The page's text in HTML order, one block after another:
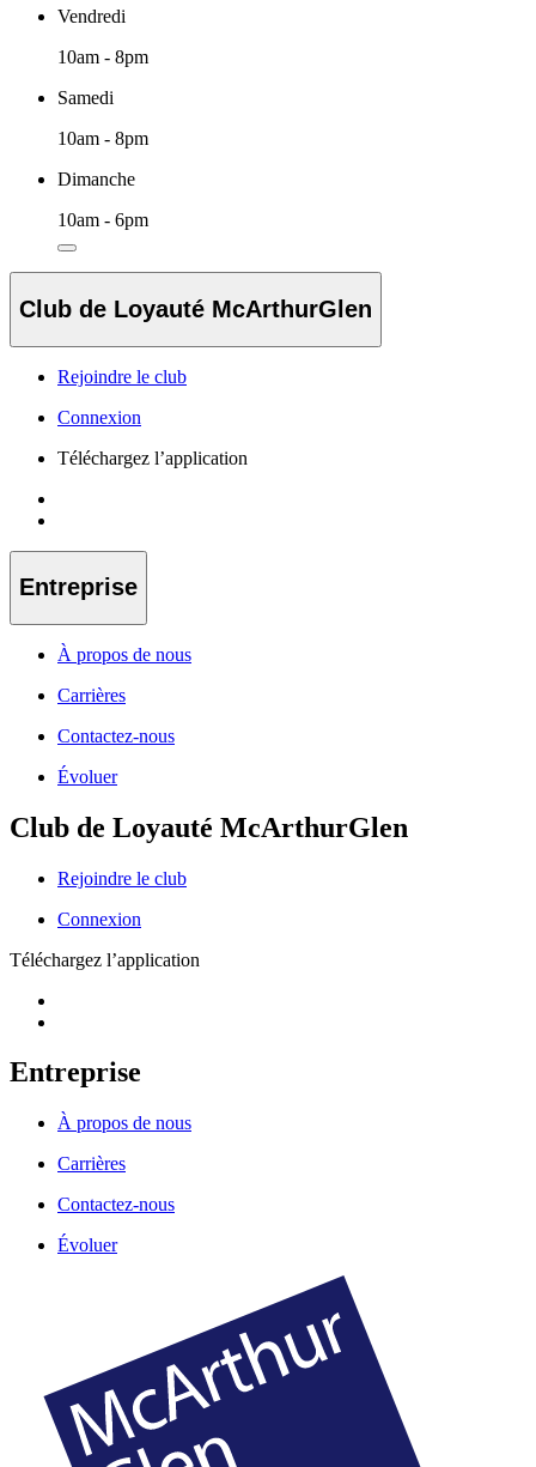
Vendredi
10am - 8pm
Samedi
10am - 8pm
Dimanche
10am - 6pm
Club de Loyauté McArthurGlen
Rejoindre le club
Connexion
Téléchargez l’application
Entreprise
À propos de nous
Carrières
Contactez-nous
Évoluer
Club de Loyauté McArthurGlen
Rejoindre le club
Connexion
Téléchargez l’application
Entreprise
À propos de nous
Carrières
Contactez-nous
Évoluer